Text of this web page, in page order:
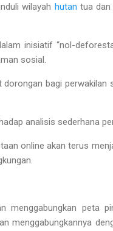
wilayah hutan tua dan
inisiatif “nol-
sosial.
bagi
analisis sederhana
online akan terus
menggabungkan peta
menggabungkannya